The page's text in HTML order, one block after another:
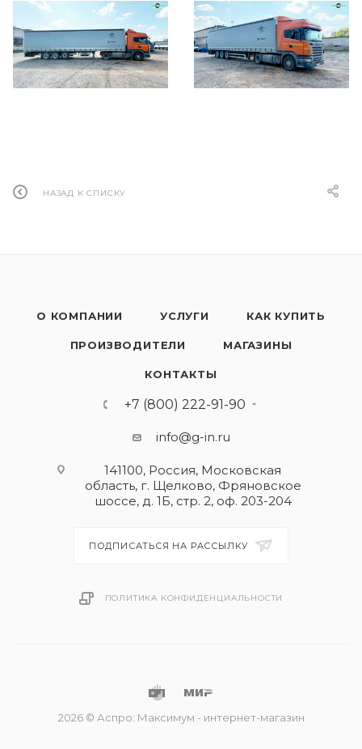
НАЗАД К СПИСКУ
О КОМПАНИИ УСЛУГИ КАК КУПИТЬ
ПРОИЗВОДИТЕЛИ МАГАЗИНЫ
КОНТАКТЫ
+7 (800) 222-91-90
info@g-in.ru
141100, Россия, Московская
область, г. Щелково, Фряновское
шоссе, д. 1Б, стр. 2, оф. 203-204
ПОДПИСАТЬСЯ НА РАССЫЛКУ
ПОЛИТИКА КОНФИДЕНЦИАЛЬНОСТИ
2026 © Аспро: Максимум - интернет-магазин